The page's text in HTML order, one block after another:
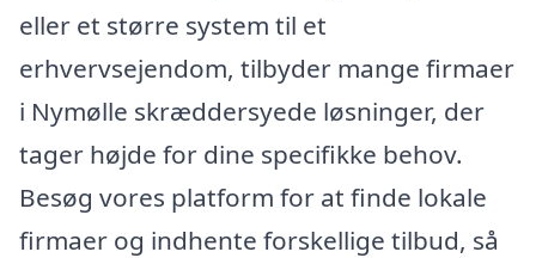
eller et større system til et
erhvervsejendom, tilbyder mange firmaer
i Nymølle skræddersyede løsninger, der
tager højde for dine specifikke behov.
Besøg vores platform for at finde lokale
firmaer og indhente forskellige tilbud, så